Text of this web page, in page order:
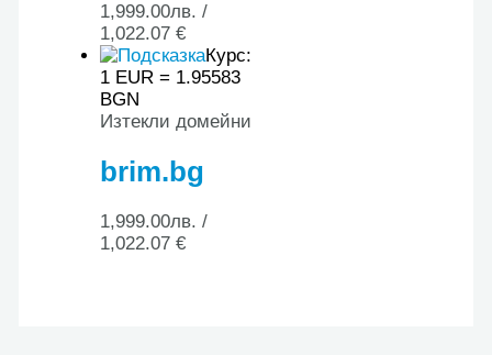
1,999.00лв. /
1,022.07 €
Курс:
1 EUR = 1.95583
BGN
Изтекли домейни
brim.bg
1,999.00лв. /
1,022.07 €